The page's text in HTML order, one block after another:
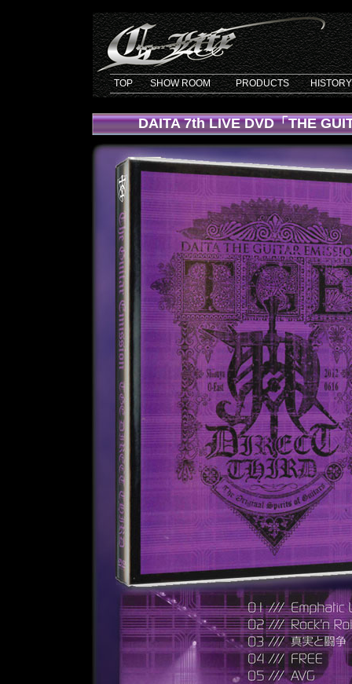
TOP SHOW ROOM PRODUCTS HISTORY
DAITA 7th LIVE DVD「THE